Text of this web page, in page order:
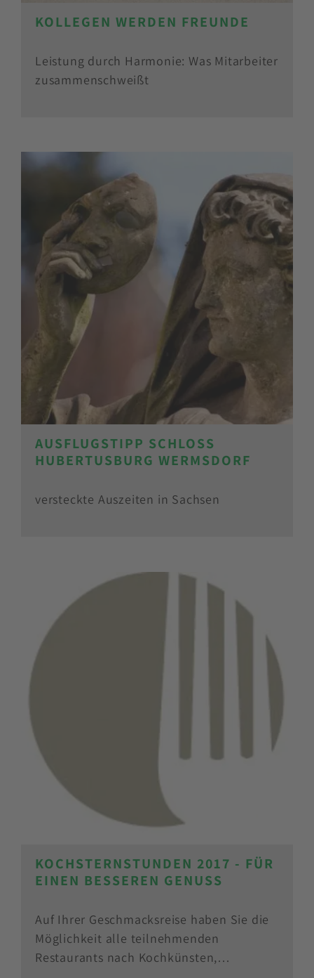
KOLLEGEN WERDEN FREUNDE
Leistung durch Harmonie: Was Mitarbeiter
zusammenschweißt
AUSFLUGSTIPP SCHLOSS
HUBERTUSBURG WERMSDORF
versteckte Auszeiten in Sachsen
KOCHSTERNSTUNDEN 2017 - FÜR
EINEN BESSEREN GENUSS
Auf Ihrer Geschmacksreise haben Sie die
Möglichkeit alle teilnehmenden
Restaurants nach Kochkünsten,…